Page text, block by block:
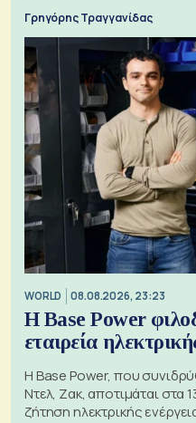
Γρηγόρης Τραγγανίδας
WORLD 08.08.2026, 23:23
Η Base Power
εταιρεία
Η Base Power, που
Ντελ, Ζακ, αποτιμάται στα
ζήτηση ηλεκτρικής